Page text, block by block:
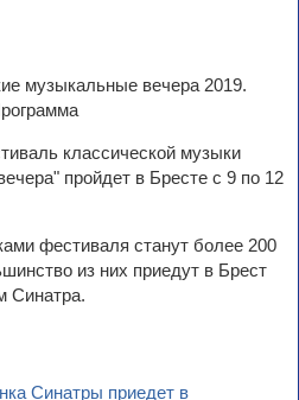
классической музыки
пройдет в Бресте с 9 по 12
фестиваля станут более 200
из них приедут в Брест
Синатра.
Синатры приедет в